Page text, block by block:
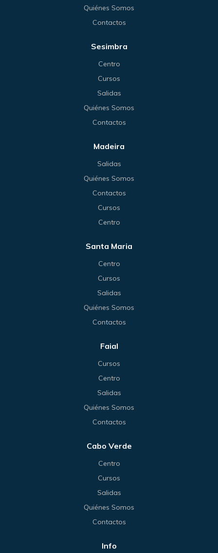
Quiénes Somos
Contactos
Sesimbra
Centro
Cursos
Salidas
Quiénes Somos
Contactos
Madeira
Salidas
Quiénes Somos
Contactos
Cursos
Centro
Santa Maria
Centro
Cursos
Salidas
Quiénes Somos
Contactos
Faial
Cursos
Centro
Salidas
Quiénes Somos
Contactos
Cabo Verde
Centro
Cursos
Salidas
Quiénes Somos
Contactos
Info